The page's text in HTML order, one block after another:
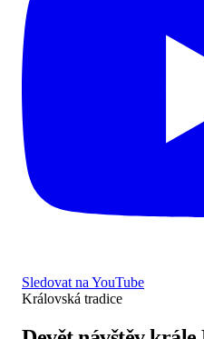
Sledovat na YouTube
Královská tradice